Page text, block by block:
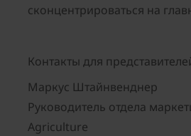
сконцентрироваться на
Контакты для
Mаркус Штайнвенднер
Руководитель отдела
Agriculture